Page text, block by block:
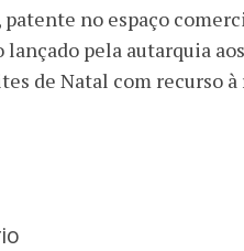
no espaço
lançado pela autarquia
de Natal com recurso